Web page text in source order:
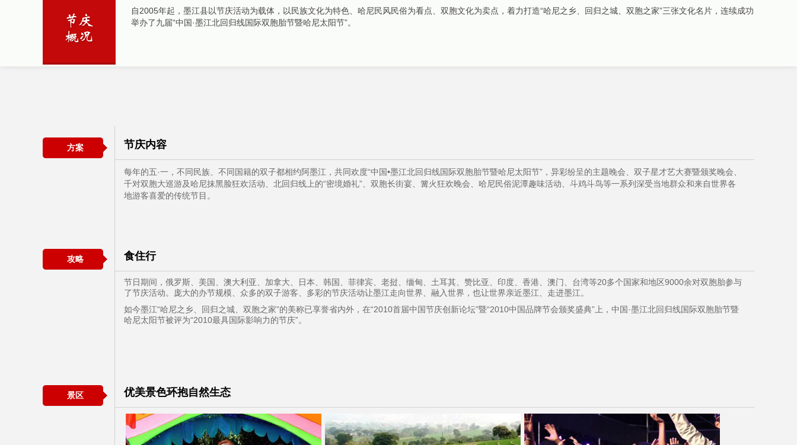
自2005年起，墨江县以节庆活动为载体，以民族文化为特色、哈尼民风民俗为看点、双胞文化为卖点，着力打造“哈尼之乡、回归之城、双胞之家”三张文化名片，连续成功
举办了九届“中国·墨江北回归线国际双胞胎节暨哈尼太阳节”。
方案 节庆内容
每年的五·一，不同民族、不同国籍的双子都相约阿墨江，共同欢度“中国•墨江北回归线国际双胞胎节暨哈尼太阳节”，异彩纷呈的主题晚会、双子星才艺大赛暨颁奖晚会、
千对双胞大巡游及哈尼抹黑脸狂欢活动、北回归线上的“密境婚礼”、双胞长街宴、篝火狂欢晚会、哈尼民俗泥潭趣味活动、斗鸡斗鸟等一系列深受当地群众和来自世界各
地游客喜爱的传统节目。
攻略 食住行
节日期间，俄罗斯、美国、澳大利亚、加拿大、日本、韩国、菲律宾、老挝、缅甸、土耳其、赞比亚、印度、香港、澳门、台湾等20多个国家和地区9000余对双胞胎参与
了节庆活动。庞大的办节规模、众多的双子游客、多彩的节庆活动让墨江走向世界、融入世界，也让世界亲近墨江、走进墨江。
如今墨江“哈尼之乡、回归之城、双胞之家”的美称已享誉省内外，在“2010首届中国节庆创新论坛”暨“2010中国品牌节会颁奖盛典”上，中国·墨江北回归线国际双胞胎节暨
哈尼太阳节被评为“2010最具国际影响力的节庆”。
景区 优美景色环抱自然生态